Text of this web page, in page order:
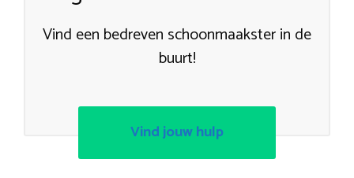
Vind een bedreven schoonmaakster in de
buurt!
Vind jouw hulp